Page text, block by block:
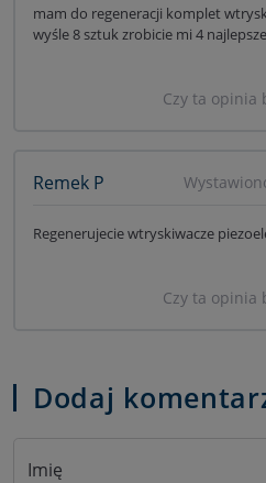
mam do regeneracji komplet
wyśle 8 sztuk zrobicie mi 4
Czy ta opinia
Remek P
Regenerujecie wtryskiwacze
Czy ta opinia
Dodaj
Imię